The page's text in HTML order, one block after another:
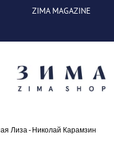
ZIMA MAGAZINE
Лиза - Николай Карамзин